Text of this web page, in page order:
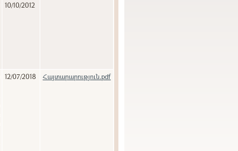
10/10/2012
12/07/2018 Հայտարարություն.pdf